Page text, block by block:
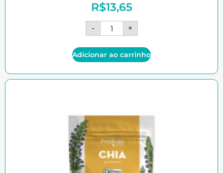
R$13,65
- +
Adicionar ao carrinho